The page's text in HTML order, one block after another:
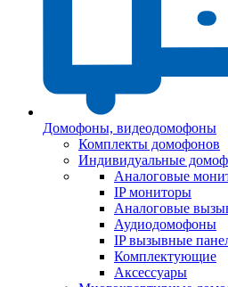
Домофоны, видеодомофоны
Комплекты домофонов
Индивидуальные
Аналоговые
IP мониторы
Аналоговые
Аудиодомофоны
IP вызывные
Комплектующие
Аксессуары